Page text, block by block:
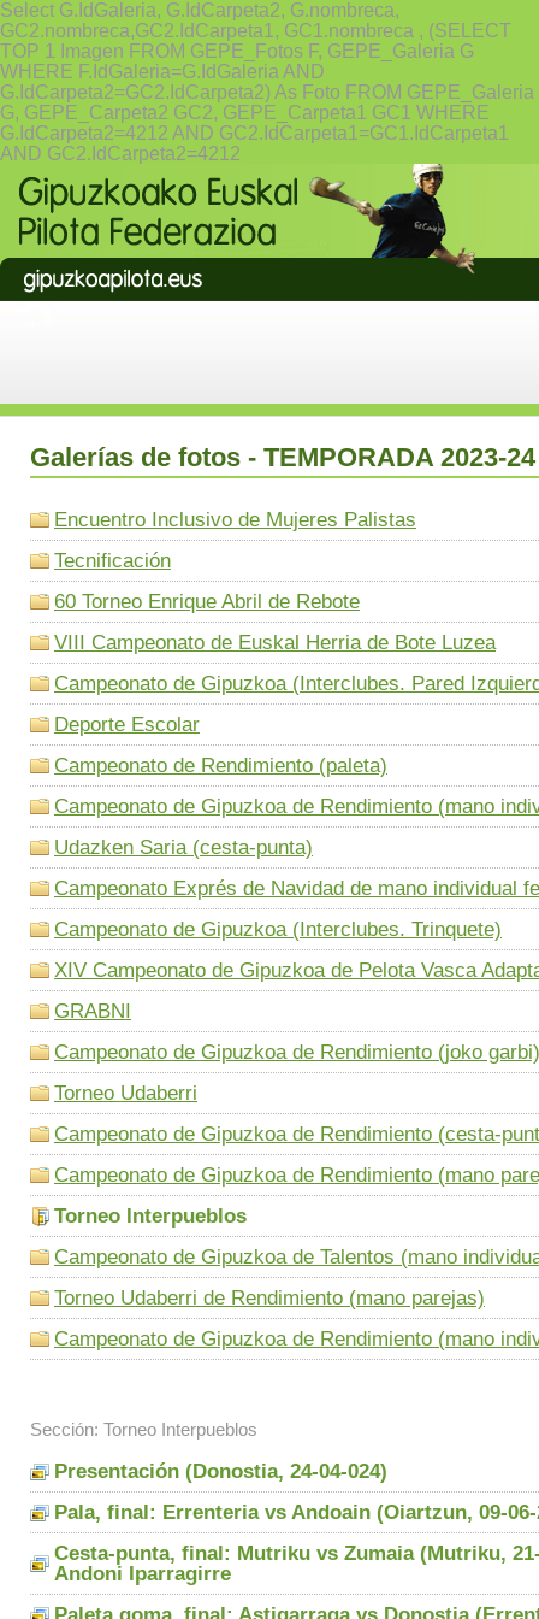
Select G.IdGaleria, G.IdCarpeta2, G.nombreca,
GC2.nombreca,GC2.IdCarpeta1, GC1.nombreca , (SELECT
TOP 1 Imagen FROM GEPE_Fotos F, GEPE_Galeria G
WHERE F.IdGaleria=G.IdGaleria AND
G.IdCarpeta2=GC2.IdCarpeta2) As Foto FROM GEPE_Galeria
G, GEPE_Carpeta2 GC2, GEPE_Carpeta1 GC1 WHERE
G.IdCarpeta2=4212 AND GC2.IdCarpeta1=GC1.IdCarpeta1
AND GC2.IdCarpeta2=4212
Galerías de fotos - TEMPORADA 2023-24
Encuentro Inclusivo de Mujeres Palistas
Tecnificación
60 Torneo Enrique Abril de Rebote
VIII Campeonato de Euskal Herria de Bote Luzea
Campeonato de Gipuzkoa (Interclubes. Pared
Deporte Escolar
Campeonato de Rendimiento (paleta)
Campeonato de Gipuzkoa de Rendimiento (mano
Udazken Saria (cesta-punta)
Campeonato Exprés de Navidad de mano individual
Campeonato de Gipuzkoa (Interclubes. Trinquete)
XIV Campeonato de Gipuzkoa de Pelota Vasca
GRABNI
Campeonato de Gipuzkoa de Rendimiento (joko garbi)
Torneo Udaberri
Campeonato de Gipuzkoa de Rendimiento (cesta-
Campeonato de Gipuzkoa de Rendimiento (mano
Torneo Interpueblos
Campeonato de Gipuzkoa de Talentos (mano
Torneo Udaberri de Rendimiento (mano parejas)
Campeonato de Gipuzkoa de Rendimiento (mano
Sección: Torneo Interpueblos
Presentación (Donostia, 24-04-024)
Pala, final: Errenteria vs Andoain (Oiartzun, 09-06-
Cesta-punta, final: Mutriku vs Zumaia (Mutriku,
Andoni Iparragirre